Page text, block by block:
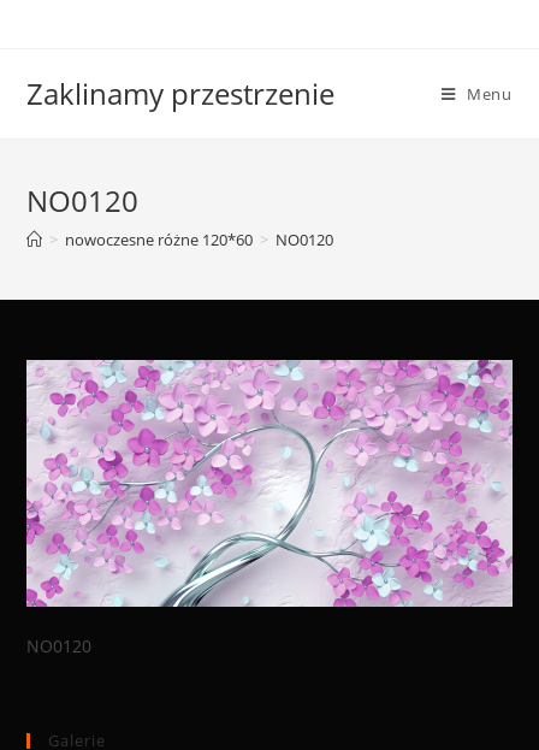
Zaklinamy przestrzenie Menu
NO0120
> nowoczesne różne 120*60 > NO0120
NO0120
Galerie